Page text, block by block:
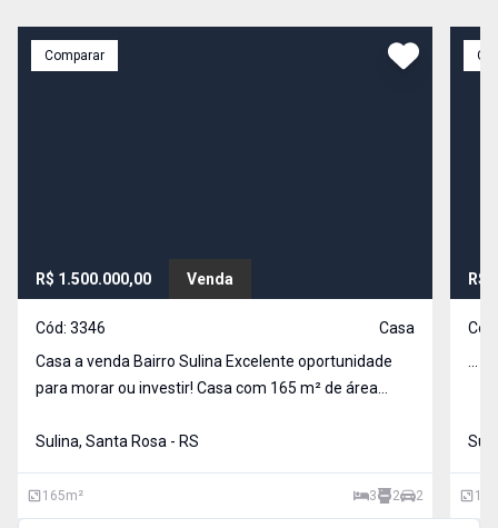
Comparar
R$ 1.500.000,00 Venda
Cód: 3346
Casa
Casa a venda Bairro Sulina Excelente oportunidade
para morar ou investir! Casa com 165 m² de área
Bairro Sulina, em região com zoneamento comercial
Sulina, Santa Rosa - RS
165m² 3 2 2
R$
130